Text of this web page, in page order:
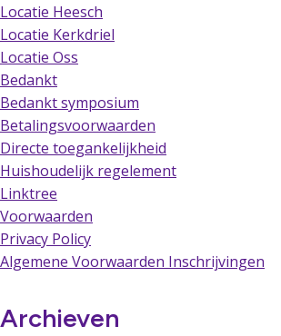
Locatie Heesch
Locatie Kerkdriel
Locatie Oss
Bedankt
Bedankt symposium
Betalingsvoorwaarden
Directe toegankelijkheid
Huishoudelijk regelement
Linktree
Voorwaarden
Privacy Policy
Algemene Voorwaarden Inschrijvingen
Archieven